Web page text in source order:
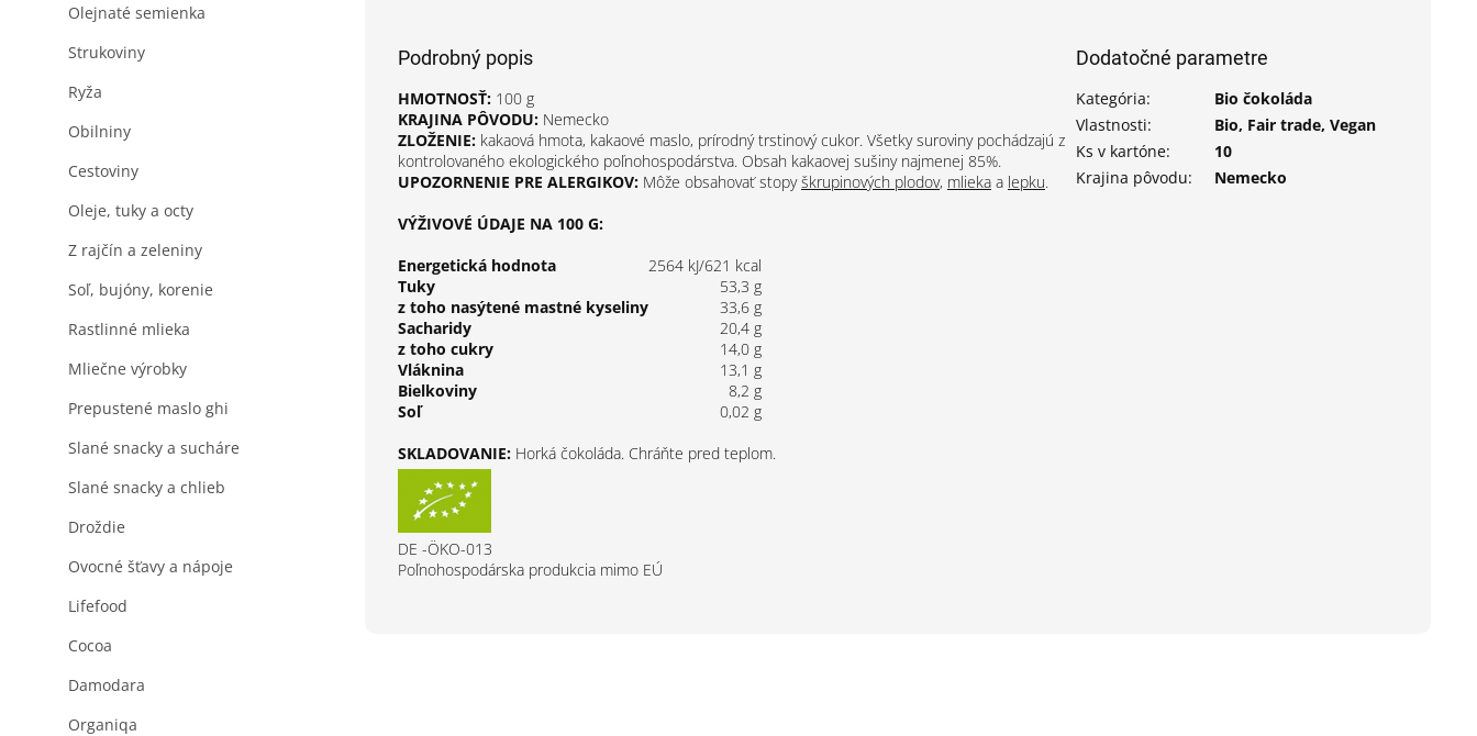
Olejnaté semienka
Strukoviny
Ryža
Obilniny
Cestoviny
Oleje, tuky a octy
Z rajčín a zeleniny
Soľ, bujóny, korenie
Rastlinné mlieka
Mliečne výrobky
Prepustené maslo ghi
Slané snacky a sucháre
Slané snacky a chlieb
Droždie
Ovocné šťavy a nápoje
Lifefood
Cocoa
Damodara
Organiqa
Podrobný popis
HMOTNOSŤ: 100 g
KRAJINA PÔVODU: Nemecko
ZLOŽENIE: kakaová hmota, kakaové maslo, prírodný trstinový cukor. Všetky suroviny pochádzajú z
kontrolovaného ekologického poľnohospodárstva. Obsah kakaovej sušiny najmenej 85%.
UPOZORNENIE PRE ALERGIKOV: Môže obsahovať stopyškrupinových plodov, mlieka a lepku.
VÝŽIVOVÉ ÚDAJE NA 100 G:
Energetická hodnota
2564 kJ/621 kcal
Tuky
53,3 g
z toho nasýtené mastné kyseliny
33,6 g
Sacharidy
20,4 g
z toho cukry
14,0 g
Vláknina
13,1 g
Bielkoviny
8,2 g
Soľ
0,02 g
SKLADOVANIE: Horká čokoláda. Chráňte pred teplom.
DE -ÖKO-013
Poľnohospodárska produkcia mimo EÚ
Dodatočné parametre
Kategória:
Bio čokoláda
Vlastnosti:
Bio, Fair trade, Vegan
Ks v kartóne:
10
Krajina pôvodu: Nemecko